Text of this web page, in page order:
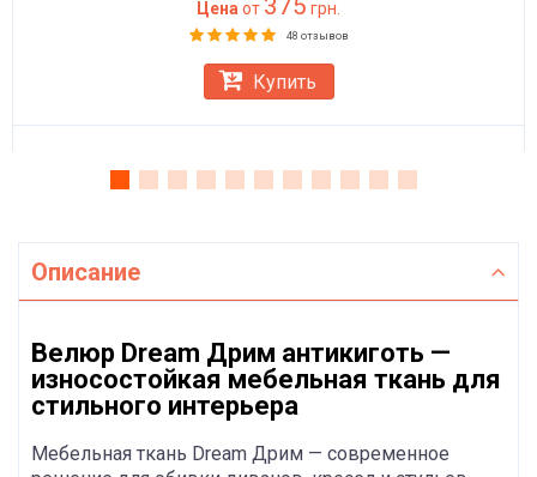
Цена от грн.
48 отзывов
Купить
Описание
Велюр Dream Дрим антикиготь —
износостойкая мебельная ткань для
стильного интерьера
Мебельная ткань Dream Дрим — современное